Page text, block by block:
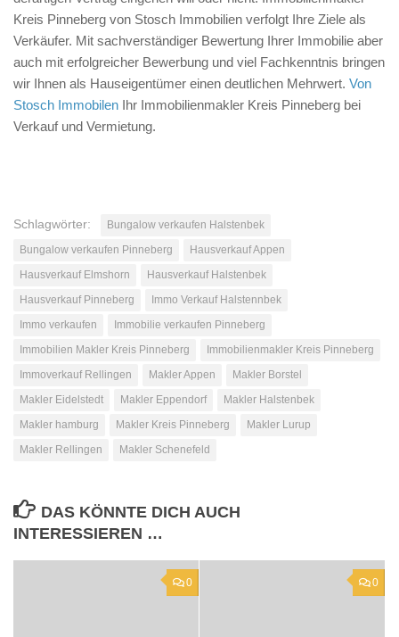
Kreis Pinneberg von Stosch Immobilien verfolgt Ihre Ziele als
Verkäufer. Mit sachverständiger Bewertung Ihrer Immobilie aber
auch mit erfolgreicher Bewerbung und viel Fachkenntnis bringen
wir Ihnen als Hauseigentümer einen deutlichen Mehrwert. Von
Stosch Immobilen Ihr Immobilienmakler Kreis Pinneberg bei
Verkauf und Vermietung.
Schlagwörter:
Bungalow verkaufen Halstenbek
Bungalow verkaufen Pinneberg
Hausverkauf Appen
Hausverkauf Elmshorn
Hausverkauf Halstenbek
Hausverkauf Pinneberg
Immo Verkauf Halstennbek
Immo verkaufen
Immobilie verkaufen Pinneberg
Immobilien Makler Kreis Pinneberg
Immobilienmakler Kreis Pinneberg
Immoverkauf Rellingen
Makler Appen
Makler Borstel
Makler Eidelstedt
Makler Eppendorf
Makler Halstenbek
Makler hamburg
Makler Kreis Pinneberg
Makler Lurup
Makler Rellingen
Makler Schenefeld
DAS KÖNNTE DICH AUCH
INTERESSIEREN …
0 0